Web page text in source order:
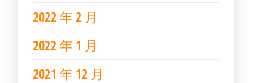
2022 年 2 月
2022 年 1 月
2021 年 12 月